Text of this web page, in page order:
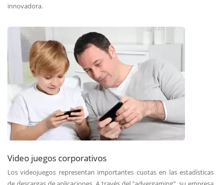
innovadora.
Video juegos corporativos
Los videojuegos representan importantes cuotas en las estadísticas